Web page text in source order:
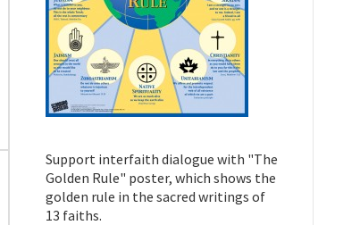
Support interfaith dialogue with "The
Golden Rule" poster, which shows the
golden rule in the sacred writings of
13 faiths.